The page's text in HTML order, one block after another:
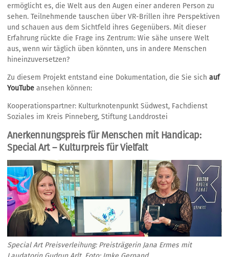
ermöglicht es, die Welt aus den Augen einer anderen Person zu
sehen. Teilnehmende tauschen über VR-Brillen ihre Perspektiven
und schauen aus dem Sichtfeld ihres Gegenübers. Mit dieser
Erfahrung rückte die Frage ins Zentrum: Wie sähe unsere Welt
aus, wenn wir täglich üben könnten, uns in andere Menschen
hineinzuversetzen?
Zu diesem Projekt entstand eine Dokumentation, die Sie sich auf
YouTube ansehen können:
Kooperationspartner: Kulturknotenpunkt Südwest, Fachdienst
Soziales im Kreis Pinneberg, Stiftung Landdrostei
Anerkennungspreis für Menschen mit Handicap:
Special Art – Kulturpreis für Vielfalt
Special Art Preisverleihung: Preisträgerin Jana Ermes mit